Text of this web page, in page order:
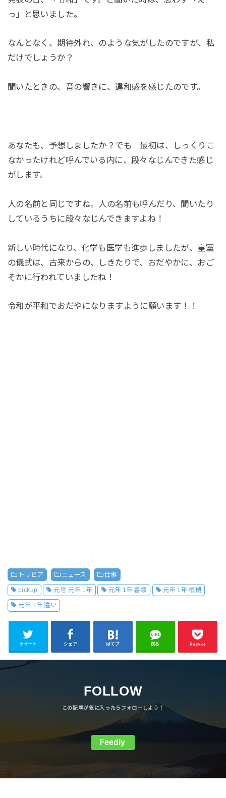
っ」と思いました。
なんとなく、期待外れ、のような気がしたのですが、私
だけでしょうか？
聞いたときの、音の響きに、違和感を感じたのです。
あなたも、予想しましたか？でも 最初は、しっくりこ
なかったけれど呼んでいる内に、段々なじんできた感じ
がします。
人の名前と同じですね。人の名前も呼んだり、聞いたり
しているうちに段々なじんできますよね！
新しい時代になり、化学も医学も進歩しましたが、皇室
の儀式は、古来からの、しきたりで、おだやかに、おご
そかに行われていましたね！
令和が平和でおだやになりますように願います！！
トリビア ニュース 仕事
pickup 元号 元年 1年 元年 1年 書類 元年 1年 根拠
元年 1年 違い
ツイート シェア はてブ 送る Pocket
FOLLOW
Feedly